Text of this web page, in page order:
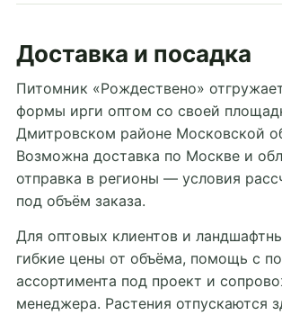
Доставка и посадка
Питомник «Рождествено»
формы ирги оптом со своей
Дмитровском районе Московской
Возможна доставка по Москве и
отправка в регионы — условия
под объём заказа.
Для оптовых клиентов и
гибкие цены от объёма, помощь с
ассортимента под проект и
менеджера. Растения отпускаются